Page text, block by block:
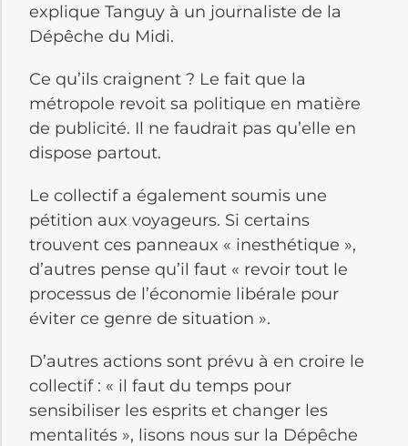
explique Tanguy à un journaliste de la
Dépêche du Midi.
Ce qu’ils craignent ? Le fait que la
métropole revoit sa politique en matière
de publicité. Il ne faudrait pas qu’elle en
dispose partout.
Le collectif a également soumis une
pétition aux voyageurs. Si certains
trouvent ces panneaux « inesthétique »,
d’autres pense qu’il faut « revoir tout le
processus de l’économie libérale pour
éviter ce genre de situation ».
D’autres actions sont prévu à en croire le
collectif : « il faut du temps pour
sensibiliser les esprits et changer les
mentalités », lisons nous sur la Dépêche